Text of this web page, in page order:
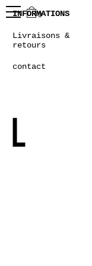
0
INFORMATIONS
Livraisons &
retours
contact